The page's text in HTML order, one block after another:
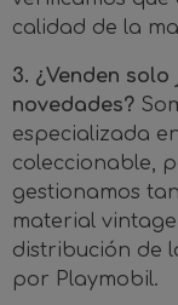
calidad de la
3. ¿Venden
novedades?
especializada
coleccionable,
gestionamos
material
distribución de
por Playmobil.